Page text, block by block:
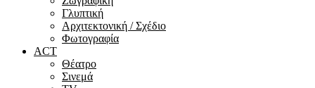
Γλυπτική
Αρχιτεκτονική / Σχέδιο
Φωτογραφία
ACT
Θέατρο
Σινεμά